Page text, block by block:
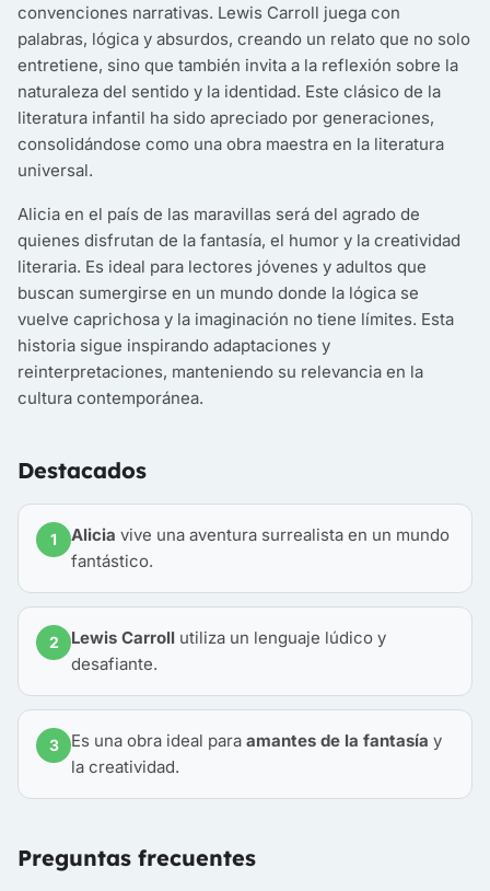
convenciones narrativas. Lewis Carroll juega con
palabras, lógica y absurdos, creando un relato que no solo
entretiene, sino que también invita a la reflexión sobre la
naturaleza del sentido y la identidad. Este clásico de la
literatura infantil ha sido apreciado por generaciones,
consolidándose como una obra maestra en la literatura
universal.
Alicia en el país de las maravillas será del agrado de
quienes disfrutan de la fantasía, el humor y la creatividad
literaria. Es ideal para lectores jóvenes y adultos que
buscan sumergirse en un mundo donde la lógica se
vuelve caprichosa y la imaginación no tiene límites. Esta
historia sigue inspirando adaptaciones y
reinterpretaciones, manteniendo su relevancia en la
cultura contemporánea.
Destacados
1 Alicia vive una aventura surrealista en un mundo
fantástico.
2 Lewis Carroll utiliza un lenguaje lúdico y
desafiante.
3 Es una obra ideal para amantes de la fantasía y
la creatividad.
Preguntas frecuentes